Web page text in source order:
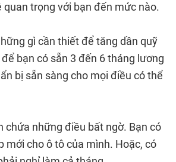
quan trọng với bạn đến mức nào.
gì cần thiết để tăng dần quỹ
bạn có sẵn 3 đến 6 tháng lương
bị sẵn sàng cho mọi điều có thể
chứa những điều bất ngờ. Bạn có
mới cho ô tô của mình. Hoặc, có